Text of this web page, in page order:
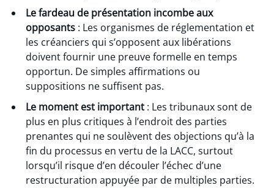
Le fardeau de présentation incombe aux
opposants : Les organismes de réglementation et
les créanciers qui s’opposent aux libérations
doivent fournir une preuve formelle en temps
opportun. De simples affirmations ou
suppositions ne suffisent pas.
Le moment est important : Les tribunaux sont de
plus en plus critiques à l’endroit des parties
prenantes qui ne soulèvent des objections qu’à la
fin du processus en vertu de la LACC, surtout
lorsqu’il risque d’en découler l’échec d’une
restructuration appuyée par de multiples parties.